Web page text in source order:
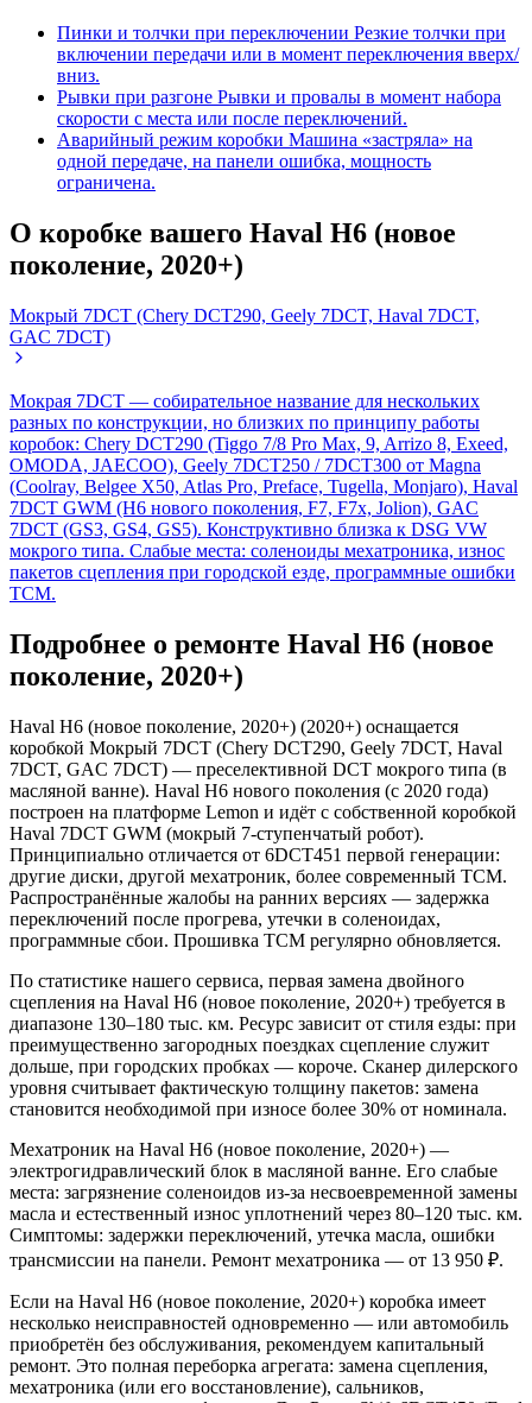
Пинки и толчки при переключении Резкие толчки при
включении передачи или в момент переключения вверх/
вниз.
Рывки при разгоне Рывки и провалы в момент набора
скорости с места или после переключений.
Аварийный режим коробки Машина «застряла» на
одной передаче, на панели ошибка, мощность
ограничена.
О коробке вашего Haval H6 (новое
поколение, 2020+)
Мокрый 7DCT (Chery DCT290, Geely 7DCT, Haval 7DCT,
GAC 7DCT)
Мокрая 7DCT — собирательное название для нескольких
разных по конструкции, но близких по принципу работы
коробок: Chery DCT290 (Tiggo 7/8 Pro Max, 9, Arrizo 8, Exeed,
OMODA, JAECOO), Geely 7DCT250 / 7DCT300 от Magna
(Coolray, Belgee X50, Atlas Pro, Preface, Tugella, Monjaro), Haval
7DCT GWM (H6 нового поколения, F7, F7x, Jolion), GAC
7DCT (GS3, GS4, GS5). Конструктивно близка к DSG VW
мокрого типа. Слабые места: соленоиды мехатроника, износ
пакетов сцепления при городской езде, программные ошибки
TCM.
Подробнее о ремонте Haval H6 (новое
поколение, 2020+)
Haval H6 (новое поколение, 2020+) (2020+) оснащается
коробкой Мокрый 7DCT (Chery DCT290, Geely 7DCT, Haval
7DCT, GAC 7DCT) — преселективной DCT мокрого типа (в
масляной ванне). Haval H6 нового поколения (с 2020 года)
построен на платформе Lemon и идёт с собственной коробкой
Haval 7DCT GWM (мокрый 7-ступенчатый робот).
Принципиально отличается от 6DCT451 первой генерации:
другие диски, другой мехатроник, более современный TCM.
Распространённые жалобы на ранних версиях — задержка
переключений после прогрева, утечки в соленоидах,
программные сбои. Прошивка TCM регулярно обновляется.
По статистике нашего сервиса, первая замена двойного
сцепления на Haval H6 (новое поколение, 2020+) требуется в
диапазоне 130–180 тыс. км. Ресурс зависит от стиля езды: при
преимущественно загородных поездках сцепление служит
дольше, при городских пробках — короче. Сканер дилерского
уровня считывает фактическую толщину пакетов: замена
становится необходимой при износе более 30% от номинала.
Мехатроник на Haval H6 (новое поколение, 2020+) —
электрогидравлический блок в масляной ванне. Его слабые
места: загрязнение соленоидов из-за несвоевременной замены
масла и естественный износ уплотнений через 80–120 тыс. км.
Симптомы: задержки переключений, утечка масла, ошибки
трансмиссии на панели. Ремонт мехатроника — от 13 950 ₽.
Если на Haval H6 (новое поколение, 2020+) коробка имеет
несколько неисправностей одновременно — или автомобиль
приобретён без обслуживания, рекомендуем капитальный
ремонт. Это полная переборка агрегата: замена сцепления,
мехатроника (или его восстановление), сальников,